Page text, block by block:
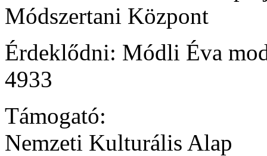
Módszertani Központ
Érdeklődni: Módli Éva
4933
Támogató:
Nemzeti Kulturális Alap